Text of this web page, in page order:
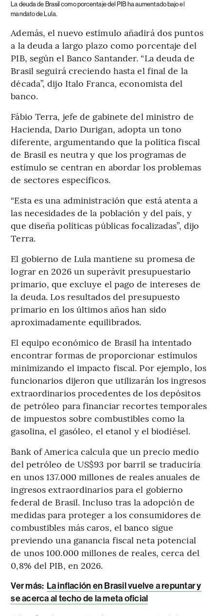
La deuda de Brasil como porcentaje del PIB ha aumentado bajo el
mandato de Lula.
Además, el nuevo estímulo añadirá dos puntos
a la deuda a largo plazo como porcentaje del
PIB, según el Banco Santander. “La deuda de
Brasil seguirá creciendo hasta el final de la
década”, dijo Italo Franca, economista del
banco.
Fábio Terra, jefe de gabinete del ministro de
Hacienda, Dario Durigan, adopta un tono
diferente, argumentando que la política fiscal
de Brasil es neutra y que los programas de
estímulo se centran en abordar los problemas
de sectores específicos.
“Esta es una administración que está atenta a
las necesidades de la población y del país, y
que diseña políticas públicas focalizadas”, dijo
Terra.
El gobierno de Lula mantiene su promesa de
lograr en 2026 un superávit presupuestario
primario, que excluye el pago de intereses de
la deuda. Los resultados del presupuesto
primario en los últimos años han sido
aproximadamente equilibrados.
El equipo económico de Brasil ha intentado
encontrar formas de proporcionar estímulos
minimizando el impacto fiscal. Por ejemplo, los
funcionarios dijeron que utilizarán los ingresos
extraordinarios procedentes de los depósitos
de petróleo para financiar recortes temporales
de impuestos sobre combustibles como la
gasolina, el gasóleo, el etanol y el biodiésel.
Bank of America calcula que un precio medio
del petróleo de US$93 por barril se traduciría
en unos 137.000 millones de reales anuales de
ingresos extraordinarios para el gobierno
federal de Brasil. Incluso tras la adopción de
medidas para proteger a los consumidores de
combustibles más caros, el banco sigue
previendo una ganancia fiscal neta potencial
de unos 100.000 millones de reales, cerca del
0,8% del PIB, en 2026.
Ver más: La inflación en Brasil vuelve a repuntar y
se acerca al techo de la meta oficial